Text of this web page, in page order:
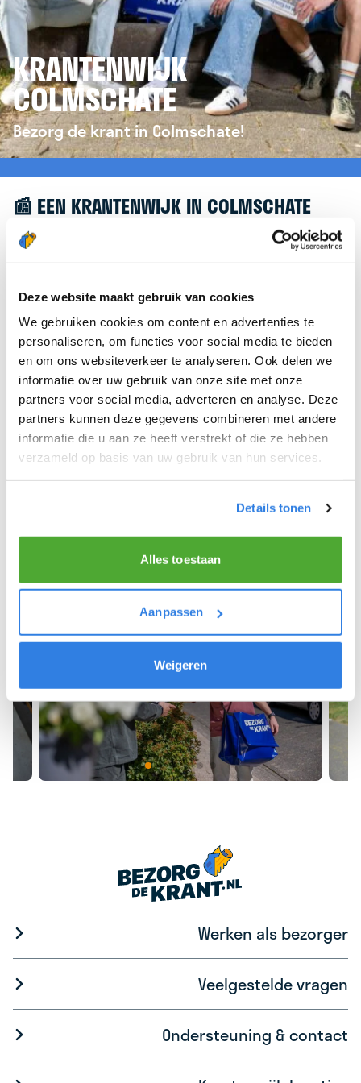
Deze website maakt gebruik van cookies
We gebruiken cookies om content en advertenties te
personaliseren, om functies voor social media te bieden
en om ons websiteverkeer te analyseren. Ook delen we
informatie over uw gebruik van onze site met onze
partners voor social media, adverteren en analyse. Deze
partners kunnen deze gegevens combineren met andere
informatie die u aan ze heeft verstrekt of die ze hebben
verzameld op basis van uw gebruik van hun services.
Details tonen
Alles toestaan
Aanpassen
Weigeren
KRANTENWIJK
COLMSCHATE
Bezorg de krant in Colmschate!
📰 EEN KRANTENWIJK IN COLMSCHATE
Leuk dat je geïnteresseerd bent in een
krantenwijk in Colmschate! Om je verder te helpen,
krantenbezorgen.nl. Daar kun je je eenvoudig
aanmelden om de krant te bezorgen in
Colmschate.
We hopen dat je snel aan de slag kunt en wensen
je veel succes! 🚴‍♂️💨
Werken als bezorger
Veelgestelde vragen
Ondersteuning & contact